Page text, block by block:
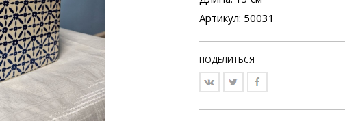
Артикул: 50031
ПОДЕЛИТЬСЯ